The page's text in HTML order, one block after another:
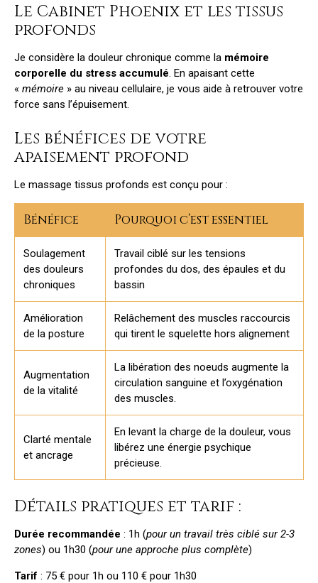
Le Cabinet Phoenix et les tissus
profonds
Je considère la douleur chronique comme la mémoire
corporelle du stress accumulé. En apaisant cette
« mémoire » au niveau cellulaire, je vous aide à retrouver votre
force sans l’épuisement.
Les bénéfices de votre
apaisement profond
Le massage tissus profonds est conçu pour :
Bénéfice Pourquoi c’est essentiel
Soulagement
des douleurs
chroniques
Travail ciblé sur les tensions
profondes du dos, des épaules et du
bassin
Amélioration
de la posture
Relâchement des muscles raccourcis
qui tirent le squelette hors alignement
Augmentation
de la vitalité
La libération des noeuds augmente la
circulation sanguine et l’oxygénation
des muscles.
Clarté mentale
et ancrage
En levant la charge de la douleur, vous
libérez une énergie psychique
précieuse.
Détails pratiques et tarif :
Durée recommandée : 1h (pour un travail très ciblé sur 2-3
zones) ou 1h30 (pour une approche plus complète)
Tarif : 75 € pour 1h ou 110 € pour 1h30